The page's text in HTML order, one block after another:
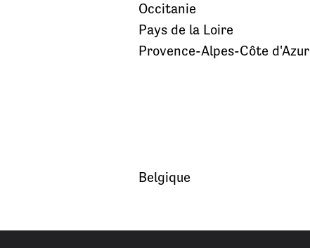
Occitanie
Pays de la Loire
Provence-Alpes-Côte d'Azur
Belgique